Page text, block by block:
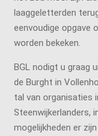
laaggeletterden
eenvoudige opgave
worden bekeken.
BGL nodigt u graag
de Burght in
tal van organisaties
Steenwijkerlanders,
mogelijkheden er